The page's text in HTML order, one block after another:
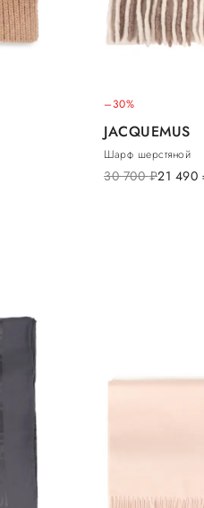
–30%
JACQUEMUS
Шарф шерстяной
30 700руб.21 490